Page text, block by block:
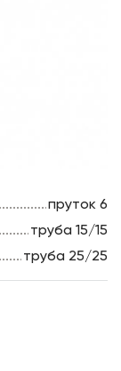
пруток 6
труба 15/15
труба 25/25